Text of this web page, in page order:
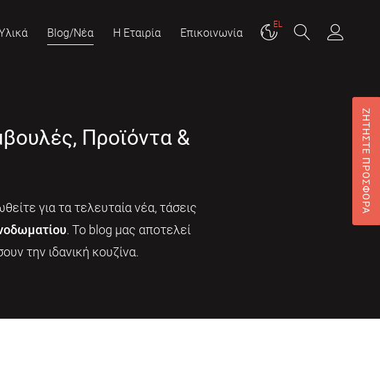
Blog/Νέα Η Εταιρία Επικοινωνία
EL
Προϊόντα &
για τα τελευταία νέα, τάσεις
. Το blog μας αποτελεί
την ιδανική κουζίνα.
ΖΗΤΗΣΤΕ ΠΡΟΣΦΟΡΑ